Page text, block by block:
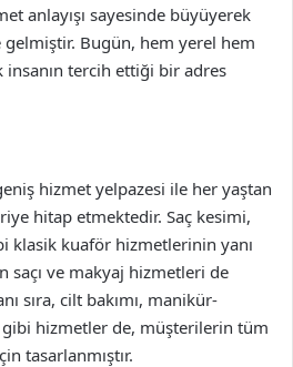
anlayışı sayesinde büyüyerek
Bugün, hem yerel hem
tercih ettiği bir adres
hizmet yelpazesi ile her yaştan
hitap etmektedir. Saç kesimi,
klasik kuaför hizmetlerinin yanı
saçı ve makyaj hizmetleri de
sıra, cilt bakımı, manikür-
gibi hizmetler de, müşterilerin tüm
tasarlanmıştır.